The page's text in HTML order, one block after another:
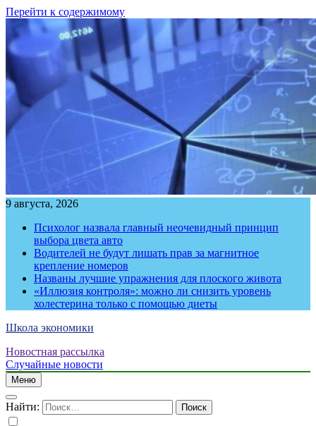
Перейти к содержимому
9 августа, 2026
Психолог назвала главный неочевидный принцип
выбора цвета авто
Водителей не будут лишать прав за магнитное
крепление номеров
Названы лучшие упражнения для плоского живота
«Иллюзия контроля»: можно ли снизить уровень
холестерина только с помощью диеты
Школа экономики
Новостная рассылка
Случайные новости
Меню
Найти: